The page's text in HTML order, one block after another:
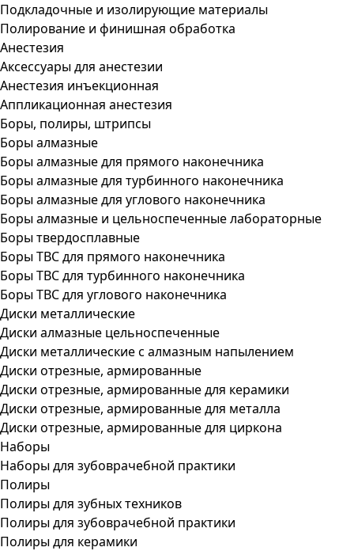
Подкладочные и изолирующие материалы
Полирование и финишная обработка
Анестезия
Аксессуары для анестезии
Анестезия инъекционная
Аппликационная анестезия
Боры, полиры, штрипсы
Боры алмазные
Боры алмазные для прямого наконечника
Боры алмазные для турбинного наконечника
Боры алмазные для углового наконечника
Боры алмазные и цельноспеченные лабораторные
Боры твердосплавные
Боры ТВС для прямого наконечника
Боры ТВС для турбинного наконечника
Боры ТВС для углового наконечника
Диски металлические
Диски алмазные цельноспеченные
Диски металлические с алмазным напылением
Диски отрезные, армированные
Диски отрезные, армированные для керамики
Диски отрезные, армированные для металла
Диски отрезные, армированные для циркона
Наборы
Наборы для зубоврачебной практики
Полиры
Полиры для зубных техников
Полиры для зубоврачебной практики
Полиры для керамики